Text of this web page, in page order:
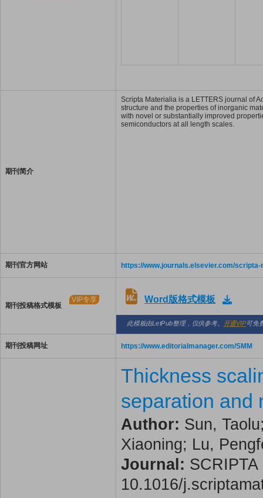
期刊简介
Scripta Materialia is a LETTERS journal of
structure and the properties of inorganic
with novel or substantially improved
semiconductors at all length scales.
期刊官方网站 https://www.journals.elsevier.com/
期刊投稿格式模板
VIP专享 Word版格式模板
此模板由LetPub整理，仅供参考。 开通VIP可免
期刊投稿网址 https://www.editorialmanager.com/SMM
Thickness
separation and
Author: Sun,
Xiaoning; Lu,
Journal:
10.1016/